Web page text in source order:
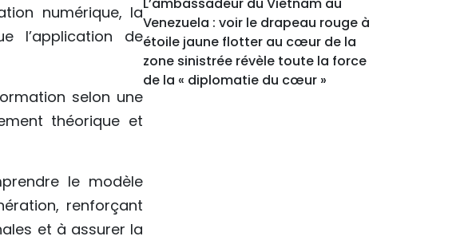
numérique, la
l’application de
selon une
théorique et
le modèle
renforçant
et à assurer la
Venezuela : voir le drapeau rouge à
étoile jaune flotter au cœur de la
zone sinistrée révèle toute la force
de la « diplomatie du cœur »